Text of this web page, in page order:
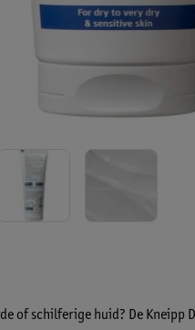
of schilferige huid? De Kneipp